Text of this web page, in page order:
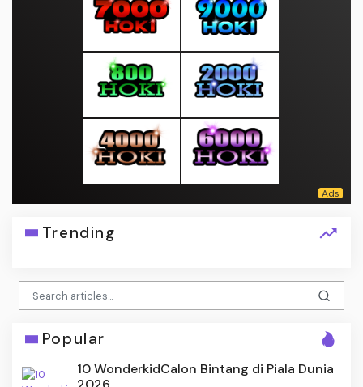
Trending
Popular
10 WonderkidCalon Bintang di Piala Dunia